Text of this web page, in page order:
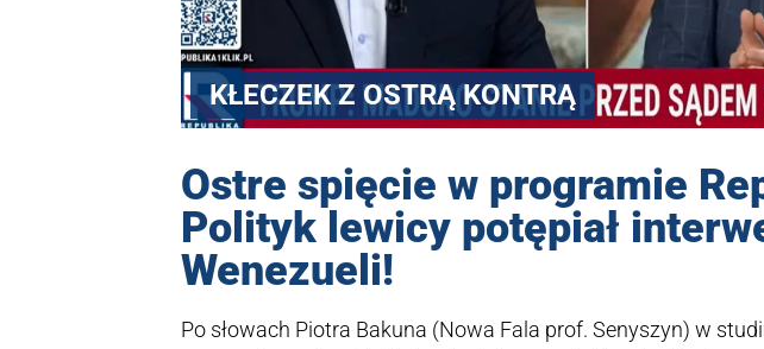
KŁECZEK Z OSTRĄ KONTRĄ
Ostre spięcie w programie
Polityk lewicy potępiał
Wenezueli!
Po słowach Piotra Bakuna (Nowa Fala prof. Senyszyn) w